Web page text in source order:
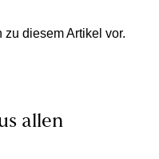
diesem Artikel vor.
allen